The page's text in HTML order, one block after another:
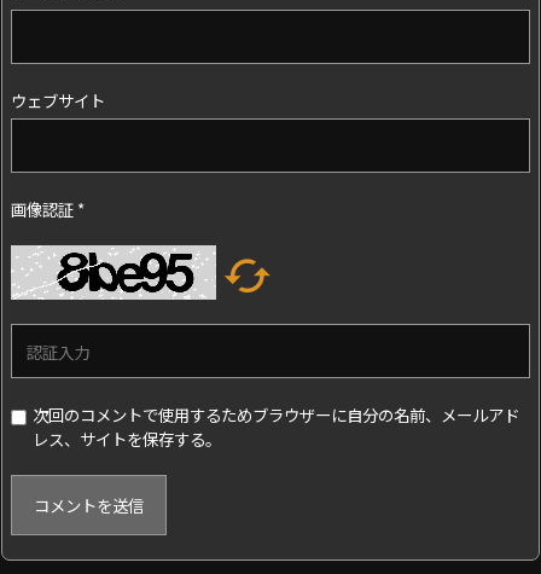
ウェブサイト
画像認証 *

次回のコメントで使用するためブラウザーに自分の名前、メールアド
レス、サイトを保存する。